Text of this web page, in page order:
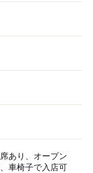
あり、オープン
車椅子で入店可